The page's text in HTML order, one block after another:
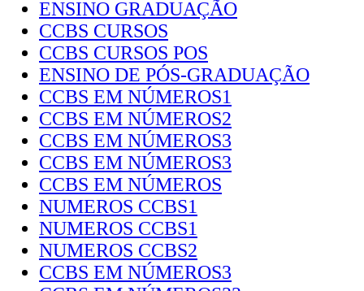
ENSINO GRADUAÇÃO
CCBS CURSOS
CCBS CURSOS POS
ENSINO DE PÓS-GRADUAÇÃO
CCBS EM NÚMEROS1
CCBS EM NÚMEROS2
CCBS EM NÚMEROS3
CCBS EM NÚMEROS3
CCBS EM NÚMEROS
NUMEROS CCBS1
NUMEROS CCBS1
NUMEROS CCBS2
CCBS EM NÚMEROS3